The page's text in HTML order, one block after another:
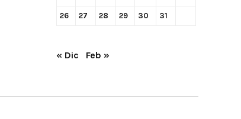
26 27 28 29 30 31
« Dic Feb »